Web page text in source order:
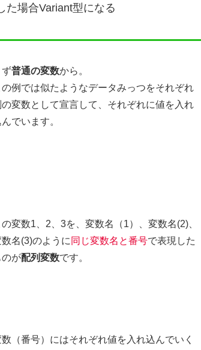
場合Variant型になる
ず普通の変数から。
の例では似たようなデータみっつをそれぞれ
の変数として宣言して、それぞれに値を入れ
でいます。
の変数1、2、3を、変数名（1）、変数名(2)、
名(3)のように 同じ変数名と番号で表現した
のが配列変数です。
（番号）にはそれぞれ値を入れ込んでいく